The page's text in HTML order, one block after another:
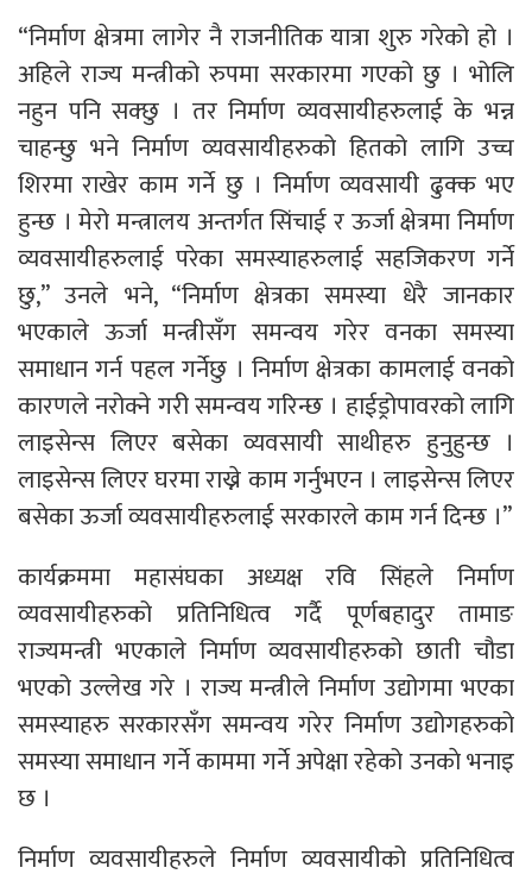
“निर्माण क्षेत्रमा लागेर नै राजनीतिक यात्रा शुरु गरेको हो ।
अहिले राज्य मन्त्रीको रुपमा सरकारमा गएको छु । भोलि
नहुन पनि सक्छु । तर निर्माण व्यवसायीहरुलाई के भन्न
चाहन्छु भने निर्माण व्यवसायीहरुको हितको लागि उच्च
शिरमा राखेर काम गर्ने छु । निर्माण व्यवसायी ढुक्क भए
हुन्छ । मेरो मन्त्रालय अन्तर्गत सिंचाई र ऊर्जा क्षेत्रमा निर्माण
व्यवसायीहरुलाई परेका समस्याहरुलाई सहजिकरण गर्ने
छु,” उनले भने, “निर्माण क्षेत्रका समस्या धेरै जानकार
भएकाले ऊर्जा मन्त्रीसँग समन्वय गरेर वनका समस्या
समाधान गर्न पहल गर्नेछु । निर्माण क्षेत्रका कामलाई वनको
कारणले नरोक्ने गरी समन्वय गरिन्छ । हाईड्रोपावरको लागि
लाइसेन्स लिएर बसेका व्यवसायी साथीहरु हुनुहुन्छ ।
लाइसेन्स लिएर घरमा राख्ने काम गर्नुभएन । लाइसेन्स लिएर
बसेका ऊर्जा व्यवसायीहरुलाई सरकारले काम गर्न दिन्छ ।”
कार्यक्रममा महासंघका अध्यक्ष रवि सिंहले निर्माण
व्यवसायीहरुको प्रतिनिधित्व गर्दै पूर्णबहादुर तामाङ
राज्यमन्त्री भएकाले निर्माण व्यवसायीहरुको छाती चौडा
भएको उल्लेख गरे । राज्य मन्त्रीले निर्माण उद्योगमा भएका
समस्याहरु सरकारसँग समन्वय गरेर निर्माण उद्योगहरुको
समस्या समाधान गर्ने काममा गर्ने अपेक्षा रहेको उनकाे भनाइ
छ ।
निर्माण व्यवसायीहरुले निर्माण व्यवसायीको प्रतिनिधित्व